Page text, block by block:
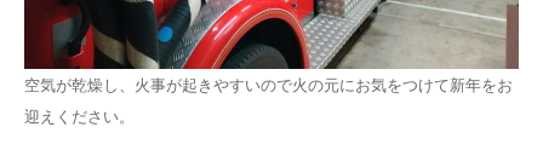
空気が乾燥し、火事が起きやすいので火の元にお気をつけて新年をお
迎えください。